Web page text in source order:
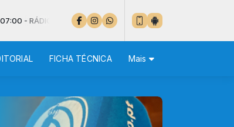
AMPARO, NO CORAÇÃO DA BOA NOTÍCIA
FICHA TÉCNICA Mais